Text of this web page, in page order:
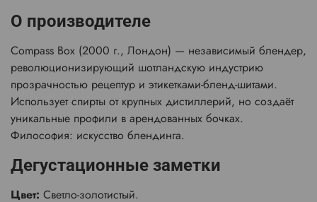
О производителе
Compass Box (2000 г., Лондон) — независимый блендер,
революционизирующий шотландскую индустрию
прозрачностью рецептур и этикетками-бленд-шитами.
Использует спирты от крупных дистиллерий, но создаёт
уникальные профили в арендованных бочках.
Философия: искусство блендинга.
Дегустационные заметки
Цвет: Светло-золотистый.